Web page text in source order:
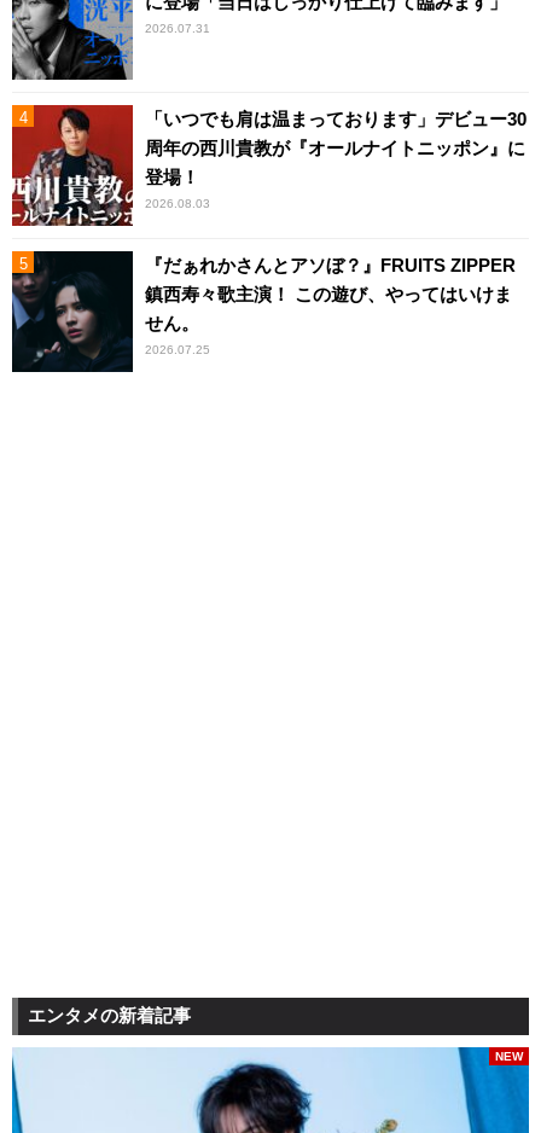
2026.07.31
「いつでも肩は温まっております」デビュー30
周年の西川貴教が『オールナイトニッポン』に
登場！
2026.08.03
『だぁれかさんとアソぼ？』FRUITS ZIPPER
鎮西寿々歌主演！ この遊び、やってはいけま
せん。
2026.07.25
エンタメの新着記事
NEW